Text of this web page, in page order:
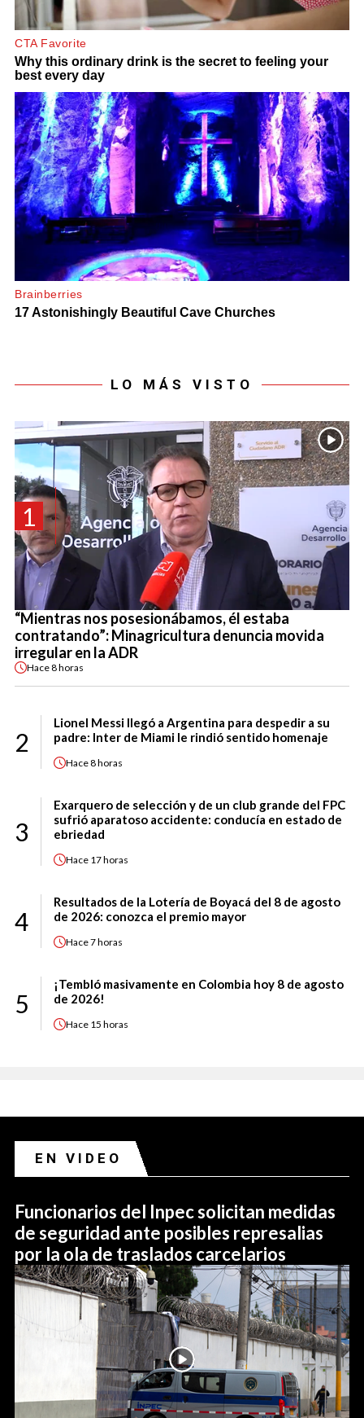
LO MÁS VISTO
1
“Mientras nos posesionábamos, él estaba
contratando”: Minagricultura denuncia movida
irregular en la ADR
Hace8 horas
2
Lionel Messi llegó a Argentina para despedir a su
padre: Inter de Miami le rindió sentido homenaje
Hace8 horas
3
Exarquero de selección y de un club grande del FPC
sufrió aparatoso accidente: conducía en estado de
ebriedad
Hace 17 horas
4
Resultados de la Lotería de Boyacá del 8 de agosto
de 2026: conozca el premio mayor
Hace7 horas
5
¡Tembló masivamente en Colombia hoy 8 de agosto
de 2026!
Hace 15 horas
EN VIDEO
Funcionarios del Inpec solicitan medidas
de seguridad ante posibles represalias
por la ola de traslados carcelarios